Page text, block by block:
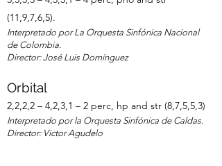
(11,9,7,6,5).
Interpretado por La Orquesta Sinfónica Nacional
de Colombia.
Director: José Luis Domínguez
Orbital
2,2,2,2 – 4,2,3,1 – 2 perc, hp and str (8,7,5,5,3)
Interpretado por la Orquesta Sinfónica de Caldas.
Director: Victor Agudelo